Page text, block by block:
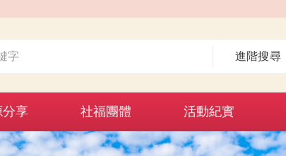
進階搜尋
分享 社福團體 活動紀實